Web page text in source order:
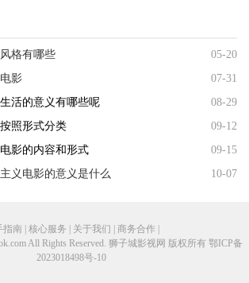
格有哪些 05-20
影 07-31
活的意义有哪些呢 08-29
照形式分类 09-12
影的内容和形式 09-15
义电影的意义是什么 10-07
指南 | 核心服务 | 关于我们 | 商务合作 |
All Rights Reserved. 狮子城影视网 版权所有 鄂ICP备
2023018498号-10